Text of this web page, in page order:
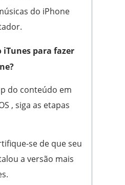
do iPhone
iTunes para fazer
do conteúdo em
, siga as etapas
se de que seu
a versão mais